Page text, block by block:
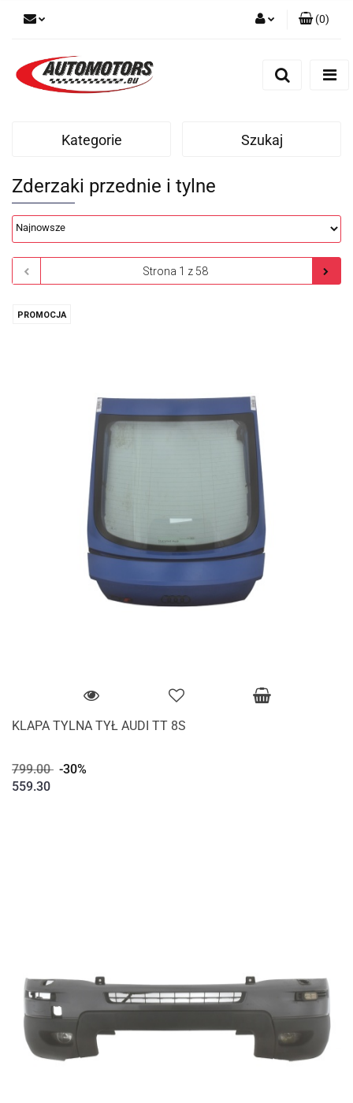
(0)
Kategorie Szukaj
Zderzaki przednie i tylne
PROMOCJA
KLAPA TYLNA TYŁ AUDI TT 8S
799.00 -30%
559.30